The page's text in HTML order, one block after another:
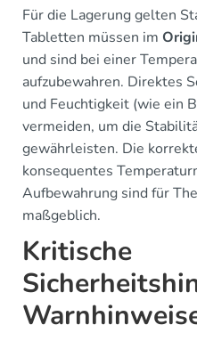
Für die Lagerung gelten
Tabletten müssen im
und sind bei einer
aufzubewahren. Direktes
und Feuchtigkeit (wie ein
vermeiden, um die
gewährleisten. Die
konsequentes
Aufbewahrung sind für
maßgeblich.
Kritische